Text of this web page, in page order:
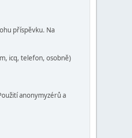
příspěvku. Na
icq, telefon, osobně)
anonymyzérů a